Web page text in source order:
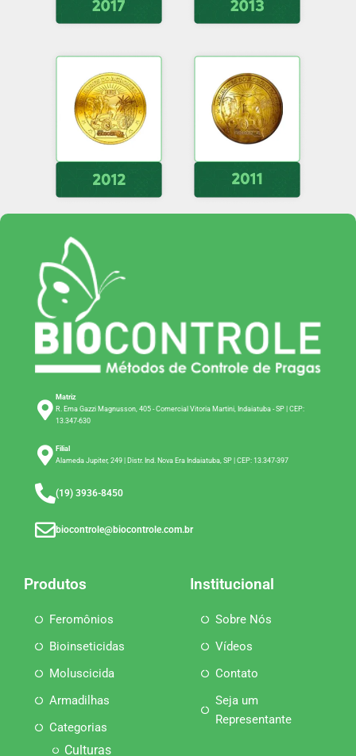
Matriz
R. Ema Gazzi Magnusson, 405 - Comercial Vitoria Martini, Indaiatuba - SP | CEP:
13.347-630
Filial
Alameda Jupiter, 249 | Distr. Ind. Nova Era Indaiatuba, SP | CEP: 13.347-397
(19) 3936-8450
biocontrole@biocontrole.com.br
Produtos
Feromônios
Bioinseticidas
Moluscicida
Armadilhas
Categorias
Culturas
Institucional
Sobre Nós
Vídeos
Contato
Seja um
Representante